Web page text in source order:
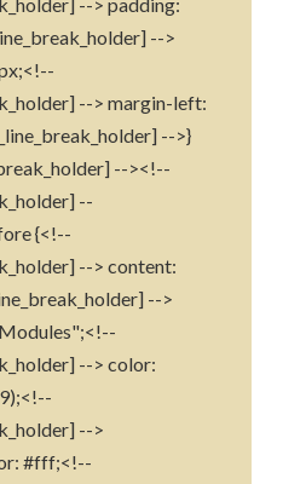
-->
--> margin-left:
-->}
--><!--
--
{<!--
--> content:
-->
--> color:
-->
#fff;<!--